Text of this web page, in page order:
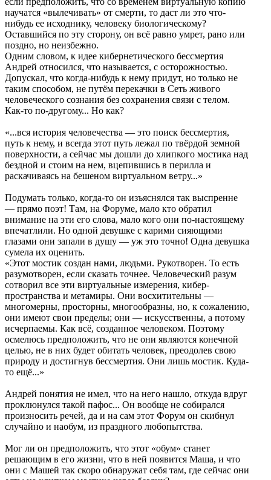
научатся «вылечивать» от смерти, то даст ли это что-
нибудь ее исходнику, человеку биологическому?
Оставшийся по эту сторону, он всё равно умрет, рано или
поздно, но неизбежно.
Одним словом, к идее кибернетического бессмертия
Андрей относился, что называется, с осторожностью.
Допускал, что когда-нибудь к нему придут, но только не
таким способом, не путём перекачки в Сеть живого
человеческого сознания без сохранения связи с телом.
Как-то по-другому... Но как?
«...вся история человечества — это поиск бессмертия,
путь к нему, и всегда этот путь лежал по твёрдой земной
поверхности, а сейчас мы дошли до хлипкого мостика над
бездной и стоим на нем, вцепившись в перилла и
раскачиваясь на бешеном виртуальном ветру...»
Подумать только, когда-то он изъяснялся так выспренне
— прямо поэт! Там, на Форуме, мало кто обратил
внимание на эти его слова, мало кого они по-настоящему
впечатлили. Но одной девушке с карими сияющими
глазами они запали в душу — уж это точно! Одна девушка
сумела их оценить.
«Этот мостик создан нами, людьми. Рукотворен. То есть
разумотворен, если сказать точнее. Человеческий разум
сотворил все эти виртуальные измерения, кибер-
пространства и метамиры. Они восхитительны —
многомерны, просторны, многообразны, но, к сожалению,
они имеют свои пределы; они — искусственны, а потому
исчерпаемы. Как всё, созданное человеком. Поэтому
осмелюсь предположить, что не они являются конечной
целью, не в них будет обитать человек, преодолев свою
природу и достигнув бессмертия. Они лишь мостик. Куда-
то ещё...»
Андрей понятия не имел, что на него нашло, откуда вдруг
проклюнулся такой пафос... Он вообще не собирался
произносить речей, да и на сам этот Форум он скибнул
случайно и наобум, из праздного любопытства.
Мог ли он предположить, что этот «обум» станет
решающим в его жизни, что в ней появится Маша, и что
они с Машей так скоро обнаружат себя там, где сейчас они